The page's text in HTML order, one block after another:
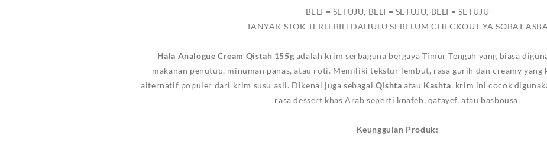
BELI = SETUJU, BELI = SETUJU, BELI = SETUJU
TANYAK STOK TERLEBIH DAHULU SEBELUM CHECKOUT YA SOBAT ASBA
Hala Analogue Cream Qistah 155g adalah krim serbaguna bergaya Timur Tengah yang biasa
makanan penutup, minuman panas, atau roti. Memiliki tekstur lembut, rasa gurih dan creamy yang
alternatif populer dari krim susu asli. Dikenal juga sebagai Qishta atau Kashta, krim ini cocok
rasa dessert khas Arab seperti knafeh, qatayef, atau basbousa.
Keunggulan Produk: